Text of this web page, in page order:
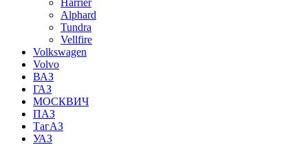
Alphard
Tundra
Vellfire
Volkswagen
Volvo
ВАЗ
ГАЗ
МОСКВИЧ
ПАЗ
ТагАЗ
УАЗ